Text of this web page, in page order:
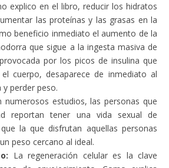
explico en el libro, reducir los hidratos
las proteínas y las grasas en la
beneficio inmediato el aumento de la
que sigue a la ingesta masiva de
por los picos de insulina que
cuerpo, desaparece de inmediato al
perder peso.
numerosos estudios, las personas que
reportan tener una vida sexual de
la que disfrutan aquellas personas
peso cercano al ideal.
La regeneración celular es la clave